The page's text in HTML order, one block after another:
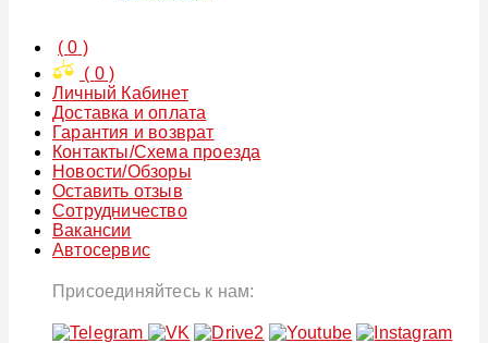
(0 )
( 0)
Личный Кабинет
Доставка и оплата
Гарантия и возврат
Контакты/Схема проезда
Новости/Обзоры
Оставить отзыв
Сотрудничество
Вакансии
Автосервис
Присоединяйтесь к нам: